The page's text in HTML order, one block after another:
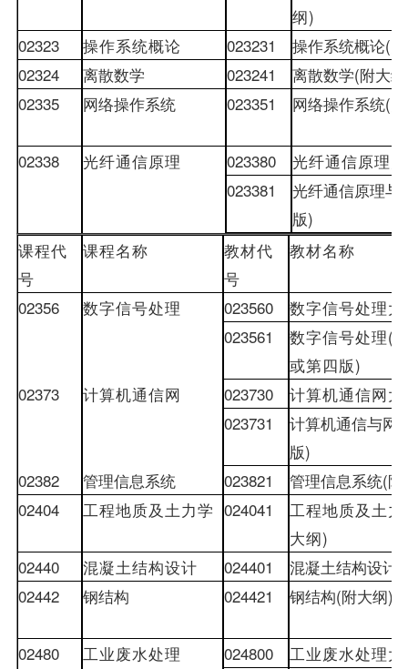
纲)
02323
操作系统概论 023231 操作系统概论(
02324
离散数学 023241 离散数学(附大纲
02335
网络操作系统 023351 网络操作系统(
02338 光纤通信原理 023380
光纤通信原理
023381
光纤通信原理与
版)
课程代
号
课程名称 教材代
号
教材名称
02356 数字信号处理 023560
数字信号处理
023561
数字信号处理(
或第四版)
02373
计算机通信网 023730
计算机通信网
023731
计算机通信与网
版)
02382
管理信息系统 023821 管理信息系统(
02404
工程地质及土力学 024041
工程地质及土
大纲)
02440
混凝土结构设计 024401 混凝土结构设计
02442
钢结构 024421 钢结构(附大纲)
02480 工业废水处理 024800
工业废水处理